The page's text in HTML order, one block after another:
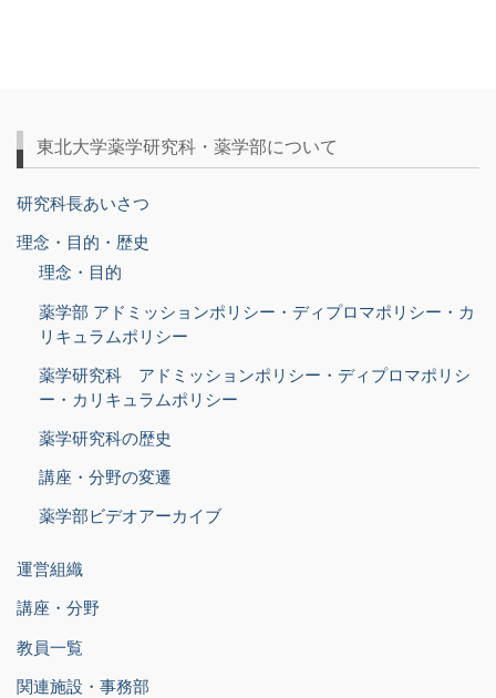
東北大学薬学研究科・薬学部について
研究科長あいさつ
理念・目的・歴史
理念・目的
薬学部 アドミッションポリシー・ディプロマポリシー・カ
リキュラムポリシー
薬学研究科 アドミッションポリシー・ディプロマポリシ
ー・カリキュラムポリシー
薬学研究科の歴史
講座・分野の変遷
薬学部ビデオアーカイブ
運営組織
講座・分野
教員一覧
関連施設・事務部